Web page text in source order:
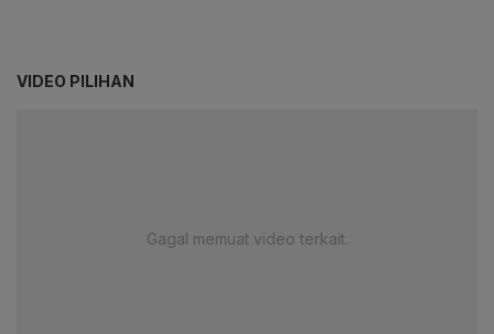
VIDEO PILIHAN
Gagal memuat video terkait.